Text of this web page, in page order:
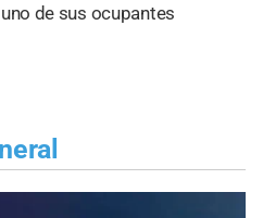
de sus ocupantes